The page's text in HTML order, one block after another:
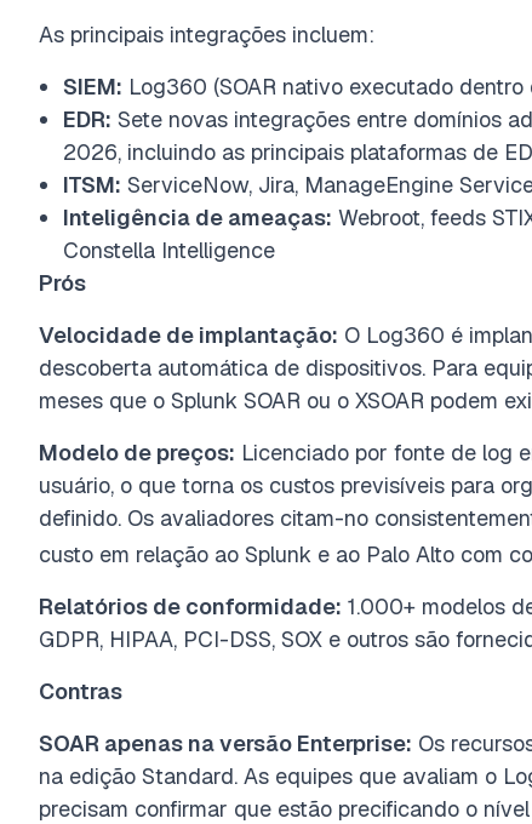
As principais integrações incluem:
SIEM: Log360 (SOAR nativo executado
EDR: Sete novas integrações entre domínios
2026, incluindo as principais plataformas de
ITSM: ServiceNow, Jira, ManageEngine
Inteligência de ameaças: Webroot, feeds
Constella Intelligence
Prós
Velocidade de implantação: O Log360 é
descoberta automática de dispositivos. Para
meses que o Splunk SOAR ou o XSOAR podem
Modelo de preços: Licenciado por fonte de log
usuário, o que torna os custos previsíveis para
definido. Os avaliadores citam-no
custo em relação ao Splunk e ao Palo Alto com
Relatórios de conformidade: 1.000+ modelos
GDPR, HIPAA, PCI-DSS, SOX e outros são
Contras
SOAR apenas na versão Enterprise: Os
na edição Standard. As equipes que avaliam o
precisam confirmar que estão precificando o